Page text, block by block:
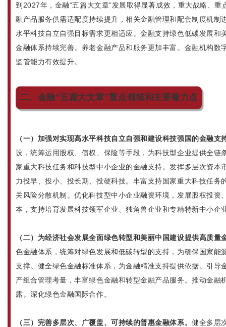
到2027年，金融“五篇大文章”发展取得显著成效，重大战略、
融产品服务供需适配度持续提升，相关金融管理和配套制度机制
水平科技自立自强目标需求更相适应。金融支持绿色低碳发展和
金融体系持续完善。养老金融产品和服务更加丰富。金融机构数
监管能力有效提升。
二、金融“五篇大文章”重点领域和主要着力点
（一）加强对实现高水平科技自立自强和建设科技强国的金融支
设，统筹运用股权、债权、保险等手段，为科技型企业提供全链
家重大科技任务和科技型中小企业的金融支持。发挥多层次资本
力投早、投小、投长期、投硬科技。丰富支持国家重大科技任务
关风险分散机制。优化科技型中小企业融资环境，发展股权投资
本，支持培育发展科技领军企业、独角兽企业和专精特新中小企
（二）为经济社会发展全面绿色转型和美丽中国建设提供高质量
色金融体系，统筹对绿色发展和低碳转型的支持，为确保国家能
支撑。健全绿色金融标准体系，为金融精准支持提供依据。引导
产组合管理考量，丰富绿色金融和转型金融产品服务。推动金融
露。深化绿色金融国际合作。
（三）完善多层次、广覆盖、可持续的普惠金融体系。健全多层